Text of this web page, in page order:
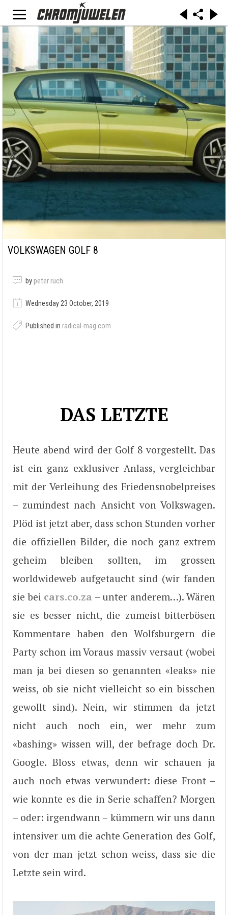
VOLKSWAGEN GOLF 8
by peter ruch
Wednesday 23 October, 2019
Published in radical-mag.com
DAS LETZTE
Heute abend wird der Golf 8 vorgestellt. Das
ist ein ganz exklusiver Anlass, vergleichbar
mit der Verleihung des Friedensnobelpreises
– zumindest nach Ansicht von Volkswagen.
Plöd ist jetzt aber, dass schon Stunden vorher
die offiziellen Bilder, die noch ganz extrem
geheim bleiben sollten, im grossen
worldwideweb aufgetaucht sind (wir fanden
sie bei cars.co.za – unter anderem…). Wären
sie es besser nicht, die zumeist bitterbösen
Kommentare haben den Wolfsburgern die
Party schon im Voraus massiv versaut (wobei
man ja bei diesen so genannten «leaks» nie
weiss, ob sie nicht vielleicht so ein bisschen
gewollt sind). Nein, wir stimmen da jetzt
nicht auch noch ein, wer mehr zum
«bashing» wissen will, der befrage doch Dr.
Google. Bloss etwas, denn wir schauen ja
auch noch etwas verwundert: diese Front –
wie konnte es die in Serie schaffen? Morgen
– oder: irgendwann – kümmern wir uns dann
intensiver um die achte Generation des Golf,
von der man jetzt schon weiss, dass sie die
Letzte sein wird.